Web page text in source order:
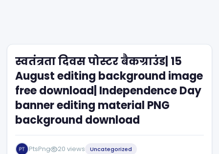
स्वतंत्रता दिवस पोस्टर बैकग्राउंड| 15
August editing background image
free download| Independence Day
banner editing material PNG
background download
PtsPng 20 views Uncategorized